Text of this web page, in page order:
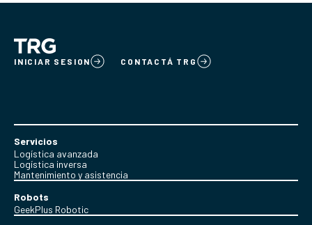
INICIAR SESION CONTACTÁ TRG
Servicios
Logística avanzada
Logística inversa
Mantenimiento y asistencia
Robots
GeekPlus Robotic